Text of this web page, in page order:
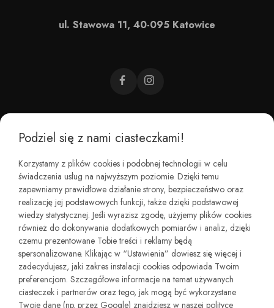
CZEMU BAREFOOT?
KIM JESTEŚMY?
REGULAMINY I ZWROTY
ul. Stawowa 11, 40-095 Katowice
Podziel się z nami ciasteczkami!
Korzystamy z plików cookies i podobnej technologii w celu
świadczenia usług na najwyższym poziomie. Dzięki temu
zapewniamy prawidłowe działanie strony, bezpieczeństwo oraz
realizację jej podstawowych funkcji, także dzięki podstawowej
wiedzy statystycznej. Jeśli wyrazisz zgodę, użyjemy plików cookies
również do dokonywania dodatkowych pomiarów i analiz, dzięki
czemu prezentowane Tobie treści i reklamy będą
spersonalizowane. Klikając w “Ustawienia” dowiesz się więcej i
zadecydujesz, jaki zakres instalacji cookies odpowiada Twoim
preferencjom. Szczegółowe informacje na temat używanych
ciasteczek i partnerów oraz tego, jak mogą być wykorzystane
Twoje dane (np. przez Google) znajdziesz w naszej polityce